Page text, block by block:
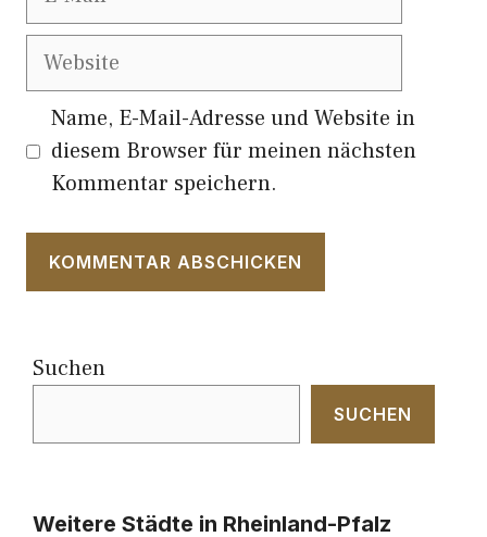
Website
Name, E-Mail-Adresse und Website in
diesem Browser für meinen nächsten
Kommentar speichern.
Suchen
SUCHEN
Weitere Städte in Rheinland-Pfalz